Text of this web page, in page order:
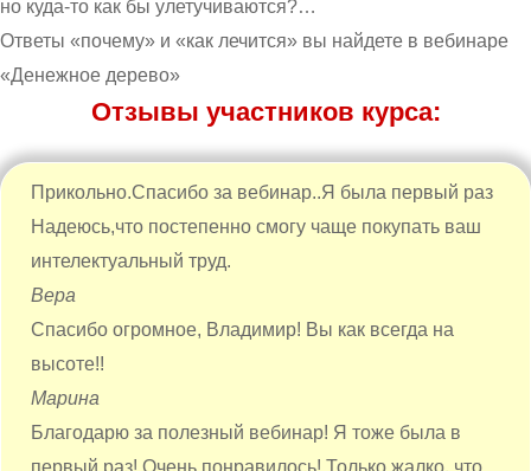
но куда-то как бы улетучиваются?…
Ответы «почему» и «как лечится» вы найдете в вебинаре
«Денежное дерево»
Отзывы участников курса:
Прикольно.Спасибо за вебинар..Я была первый раз
Надеюсь,что постепенно смогу чаще покупать ваш
интелектуальный труд.
Вера
Спасибо огромное, Владимир! Вы как всегда на
высоте!!
Марина
Благодарю за полезный вебинар! Я тоже была в
первый раз! Очень понравилось! Только жалко, что